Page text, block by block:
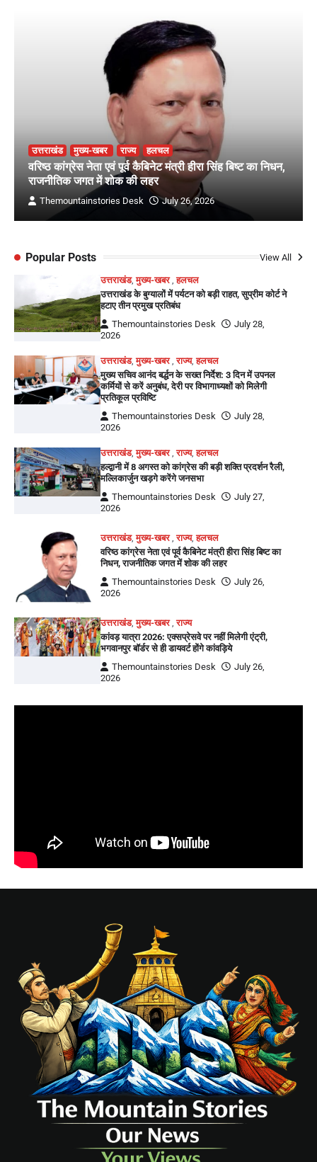
उत्तराखंड मुख्य-खबर राज्य हलचल
वरिष्ठ कांग्रेस नेता एवं पूर्व कैबिनेट मंत्री हीरा सिंह बिष्ट का निधन,
राजनीतिक जगत में शोक की लहर
Themountainstories Desk July 26, 2026
Popular Posts View All
उत्तराखंड,मुख्य-खबर ,हलचल
उत्तराखंड के बुग्यालों में पर्यटन को बड़ी राहत, सुप्रीम कोर्ट ने
हटाए तीन प्रमुख प्रतिबंध
Themountainstories Desk
July 28,
2026
उत्तराखंड,मुख्य-खबर ,राज्य,हलचल
मुख्य सचिव आनंद बर्द्धन के सख्त निर्देश: 3 दिन में उपनल
कर्मियों से करें अनुबंध, देरी पर विभागाध्यक्षों को मिलेगी
प्रतिकूल प्रविष्टि
Themountainstories Desk
July 28,
2026
उत्तराखंड,मुख्य-खबर ,राज्य,हलचल
हल्द्वानी में 8 अगस्त को कांग्रेस की बड़ी शक्ति प्रदर्शन रैली,
मल्लिकार्जुन खड़गे करेंगे जनसभा
Themountainstories Desk
July 27,
2026
उत्तराखंड,मुख्य-खबर ,राज्य,हलचल
वरिष्ठ कांग्रेस नेता एवं पूर्व कैबिनेट मंत्री हीरा सिंह बिष्ट का
निधन, राजनीतिक जगत में शोक की लहर
Themountainstories Desk
July 26,
2026
उत्तराखंड,मुख्य-खबर ,राज्य
कांवड़ यात्रा 2026: एक्सप्रेसवे पर नहीं मिलेगी एंट्री,
भगवानपुर बॉर्डर से ही डायवर्ट होंगे कांवड़िये
Themountainstories Desk
July 26,
2026